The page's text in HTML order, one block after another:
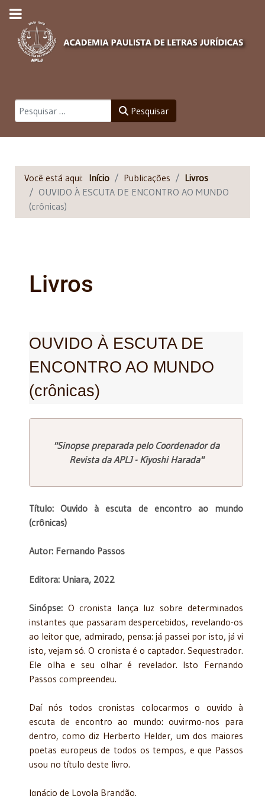
Pesquisar Pesquisar
Você está aqui: Início Publicações
Livros
OUVIDO À ESCUTA DE ENCONTRO AO MUNDO
(crônicas)
Livros
OUVIDO À ESCUTA DE
ENCONTRO AO MUNDO
(crônicas)
"Sinopse preparada pelo Coordenador da
Revista da APLJ - Kiyoshi Harada"
Título: Ouvido à escuta de encontro ao mundo
(crônicas)
Autor: Fernando Passos
Editora: Uniara, 2022
Sinópse: O cronista lança luz sobre determinados
instantes que passaram despercebidos, revelando-os
ao leitor que, admirado, pensa: já passei por isto, já vi
isto, vejam só. O cronista é o captador. Sequestrador.
Ele olha e seu olhar é revelador. Isto Fernando
Passos compreendeu.
Daí nós todos cronistas colocarmos o ouvido à
escuta de encontro ao mundo: ouvirmo-nos para
dentro, como diz Herberto Helder, um dos maiores
poetas europeus de todos os tempos, e que Passos
usou no título deste livro.
Ignácio de Loyola Brandão.